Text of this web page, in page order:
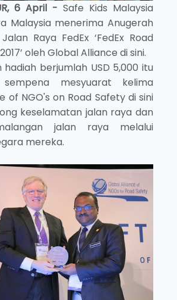
6 April - Safe Kids Malaysia
Malaysia menerima Anugerah
Raya FedEx ‘FedEx Road
oleh Global Alliance di sini.
berjumlah USD 5,000 itu
sempena mesyuarat kelima
of NGO's on Road Safety di sini
keselamatan jalan raya dan
jalan raya melalui
mereka.